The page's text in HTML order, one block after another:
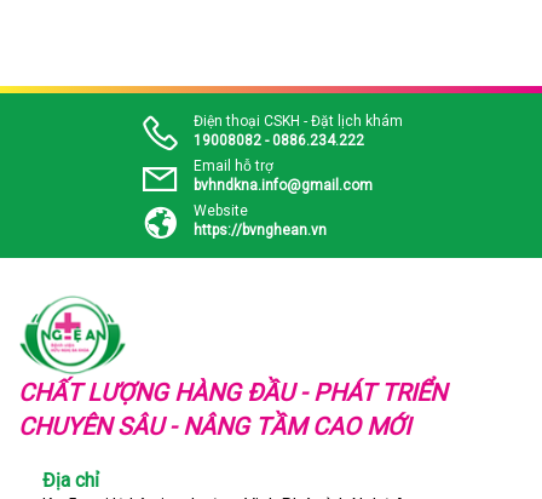
Điện thoại CSKH - Đặt lịch khám
19008082 - 0886.234.222
Email hỗ trợ
bvhndkna.info@gmail.com
Website
https://bvnghean.vn
CHẤT LƯỢNG HÀNG ĐẦU - PHÁT TRIỂN
CHUYÊN SÂU - NÂNG TẦM CAO MỚI
Địa chỉ